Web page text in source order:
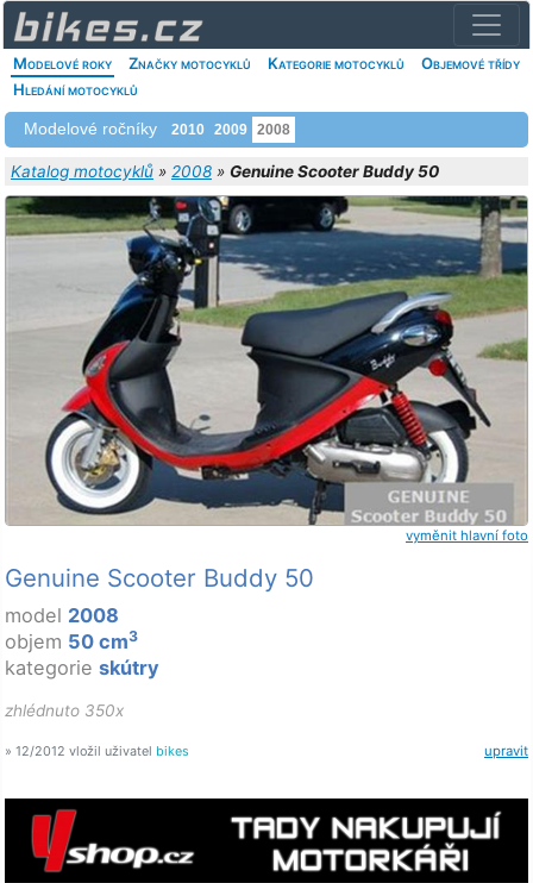
Modelové roky Značky motocyklů Kategorie motocyklů
Objemové třídy
Hledání motocyklů
Modelové ročníky 2010 2009 2008
Katalog motocyklů » 2008 » Genuine Scooter Buddy 50
vyměnit hlavní foto
Genuine Scooter Buddy 50
model 2008
objem 50 cm3
kategorie skútry
zhlédnuto 350x
upravit
» 12/2012 vložil uživatel bikes